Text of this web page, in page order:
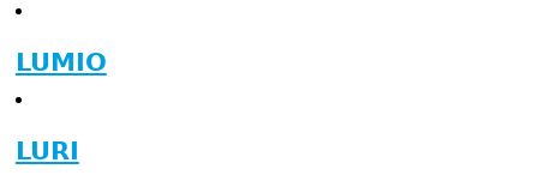
LUMIO
LURI